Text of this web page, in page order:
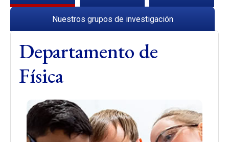
Nuestros grupos de investigación
Departamento de
Física